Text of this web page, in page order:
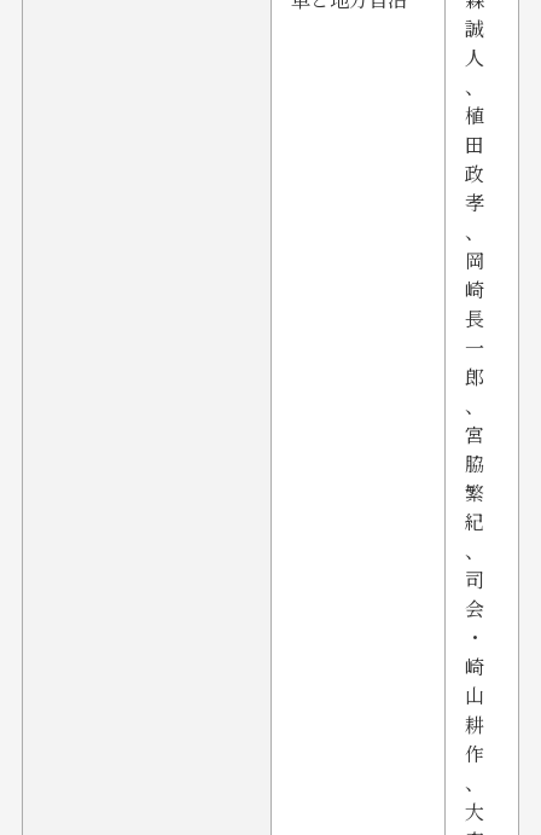
誠
人
、
植
田
政
孝
、
岡
崎
長
一
郎
、
宮
脇
繁
紀
、
司
会
・
崎
山
耕
作
、
大